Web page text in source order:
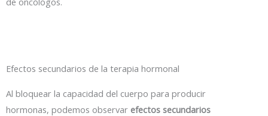
Efectos secundarios de la terapia hormonal
Al bloquear la capacidad del cuerpo para producir
hormonas, podemos observar efectos secundarios